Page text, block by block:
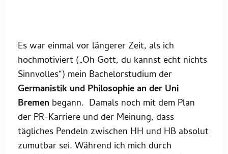
Es war einmal vor längerer Zeit, als ich
hochmotiviert („Oh Gott, du kannst echt nichts
Sinnvolles“) mein Bachelorstudium der
Germanistik und Philosophie an der Uni
Bremen begann. Damals noch mit dem Plan
der PR-Karriere und der Meinung, dass
tägliches Pendeln zwischen HH und HB absolut
zumutbar sei. Während ich mich durch